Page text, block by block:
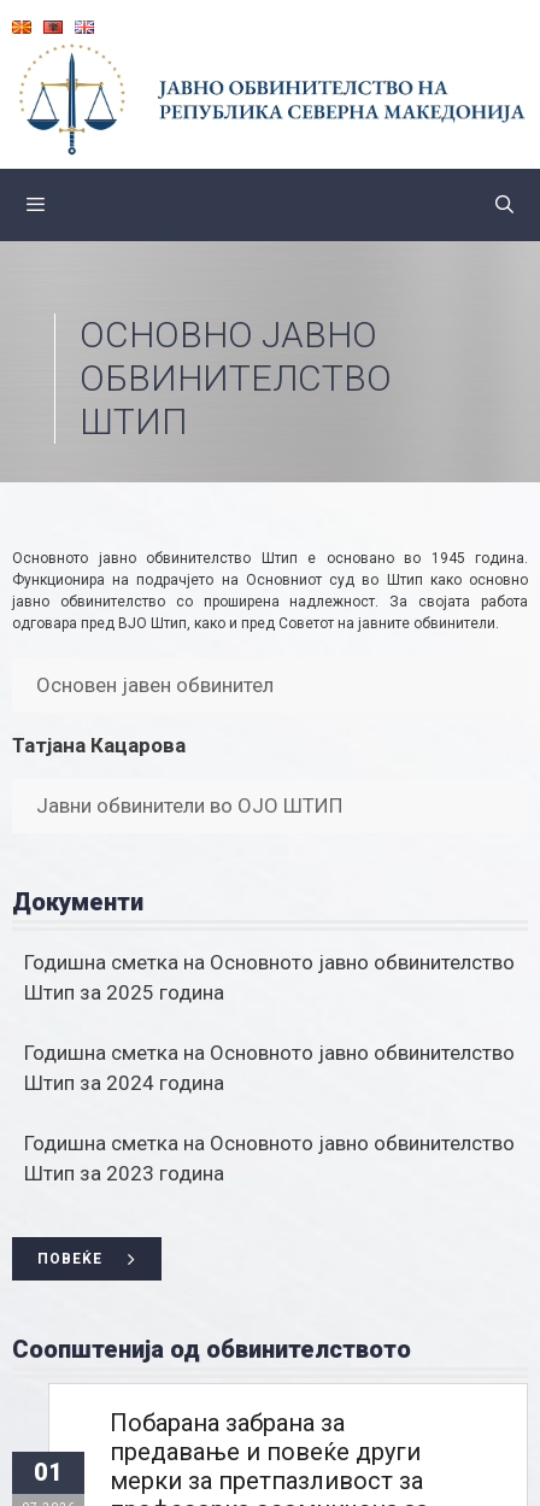
content
ОСНОВНО ЈАВНО
ОБВИНИТЕЛСТВО
ШТИП
Основното јавно обвинителство Штип е основано во 1945 година.
Функционира на подрачјето на Основниот суд во Штип како основно
јавно обвинителство со проширена надлежност. За својата работа
одговара пред ВЈО Штип, како и пред Советот на јавните обвинители.
Основен јавен обвинител
Татјана Кацарова
Јавни обвинители во ОЈО ШТИП
Документи
Годишна сметка на Основното јавно обвинителство
Штип за 2025 година
Годишна сметка на Основното јавно обвинителство
Штип за 2024 година
Годишна сметка на Основното јавно обвинителство
Штип за 2023 година
ПОВЕЌЕ
Соопштенија од обвинителството
01
Побарана забрана за
предавање и повеќе други
мерки за претпазливост за